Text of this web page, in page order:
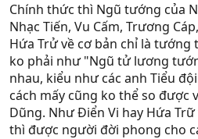
Chính thức thì Ngũ tướng của
Nhạc Tiến, Vu Cấm, Trương
Hứa Trử về cơ bản chỉ là tướng
ko phải như "Ngũ tử lương
nhau, kiểu như các anh Tiểu
cách mấy cũng ko thể so được
Dũng. Như Điển Vi hay Hứa
thì được người đời phong cho